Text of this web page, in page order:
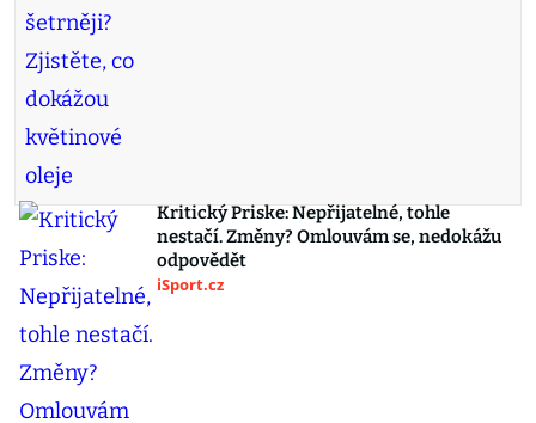
Kritický Priske: Nepřijatelné, tohle
nestačí. Změny? Omlouvám se, nedokážu
odpovědět
iSport.cz